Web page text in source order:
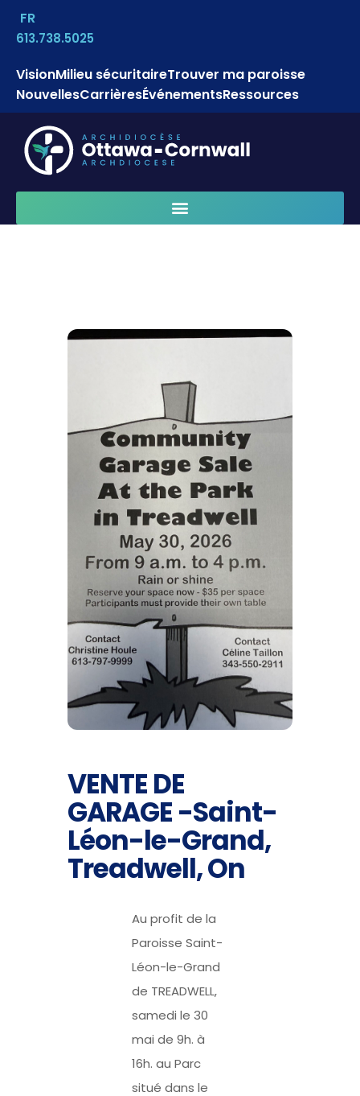
FR
613.738.5025
VisionMilieu sécuritaireTrouver ma paroisse
NouvellesCarrièresÉvénementsRessources
VENTE DE
GARAGE -Saint-
Léon-le-Grand,
Treadwell, On
Au profit de la
Paroisse Saint-
Léon-le-Grand
de TREADWELL,
samedi le 30
mai de 9h. à
16h. au Parc
situé dans le